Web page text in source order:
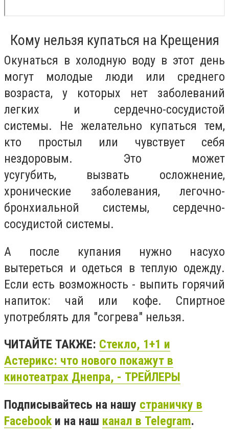
Кому нельзя купаться на Крещения
Окунаться в холодную воду в этот день
могут молодые люди или среднего
возраста, у которых нет заболеваний
легких и сердечно-сосудистой
системы. Не желательно купаться тем,
кто простыл или чувствует себя
нездоровым. Это может
усугубить, вызвать осложнение,
хронические заболевания, легочно-
бронхиальной системы, сердечно-
сосудистой системы.
А после купания нужно насухо
вытереться и одеться в теплую одежду.
Если есть возможность - выпить горячий
напиток: чай или кофе. Спиртное
употреблять для "согрева" нельзя.
ЧИТАЙТЕ ТАКЖЕ: Стекло, 1+1 и
Астерикс: что нового покажут в
кинотеатрах Днепра, - ТРЕЙЛЕРЫ
Подписывайтесь на нашу страничку в
Facebook и на наш канал в Telegram.